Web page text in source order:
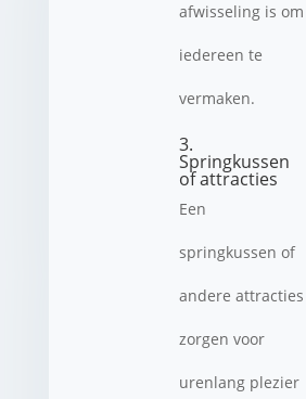
afwisseling is om
iedereen te
vermaken.
3.
Springkussen
of attracties
Een
springkussen of
andere attracties
zorgen voor
urenlang plezier